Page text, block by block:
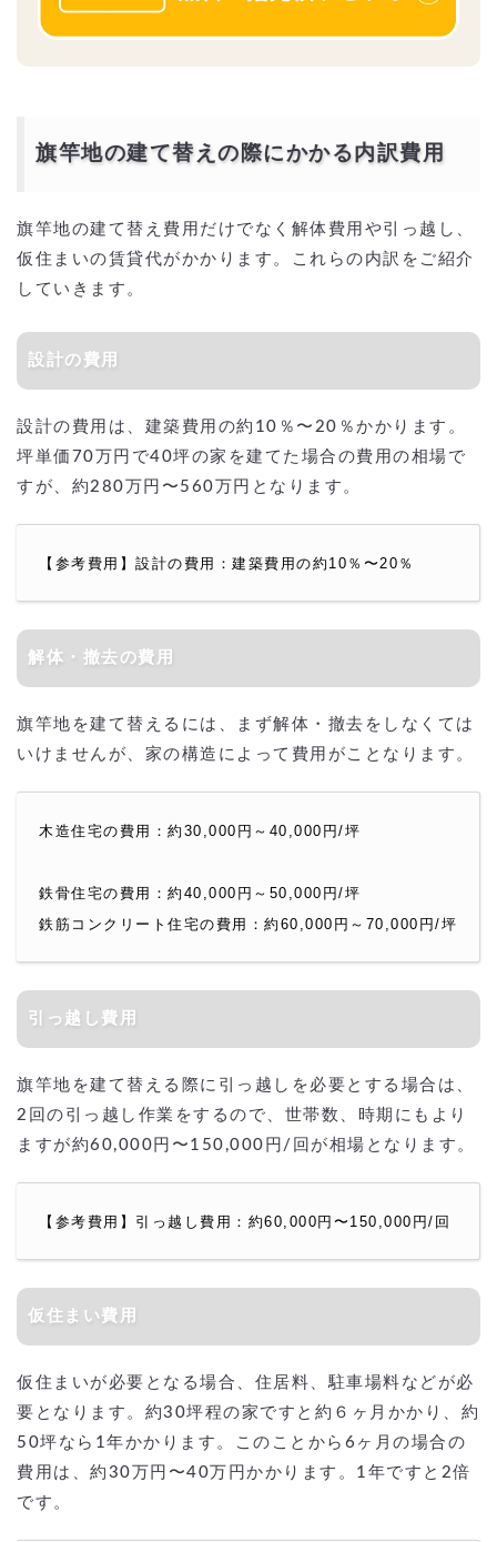
旗竿地の建て替えの際にかかる内訳費用
旗竿地の建て替え費用だけでなく解体費用や引っ越し、
仮住まいの賃貸代がかかります。これらの内訳をご紹介
していきます。
設計の費用
設計の費用は、建築費用の約10％〜20％かかります。
坪単価70万円で40坪の家を建てた場合の費用の相場で
すが、約280万円〜560万円となります。
【参考費用】設計の費用：建築費用の約10％〜20％
解体・撤去の費用
旗竿地を建て替えるには、まず解体・撤去をしなくては
いけませんが、家の構造によって費用がことなります。
木造住宅の費用：約30,000円～40,000円/坪
鉄骨住宅の費用：約40,000円～50,000円/坪
鉄筋コンクリート住宅の費用：約60,000円～70,000円/坪
引っ越し費用
旗竿地を建て替える際に引っ越しを必要とする場合は、
2回の引っ越し作業をするので、世帯数、時期にもより
ますが約60,000円〜150,000円/回が相場となります。
【参考費用】引っ越し費用：約60,000円〜150,000円/回
仮住まい費用
仮住まいが必要となる場合、住居料、駐車場料などが必
要となります。約30坪程の家ですと約６ヶ月かかり、約
50坪なら1年かかります。このことから6ヶ月の場合の
費用は、約30万円〜40万円かかります。1年ですと2倍
です。